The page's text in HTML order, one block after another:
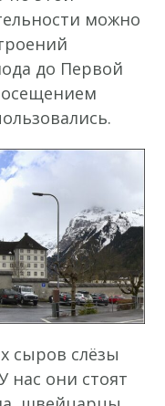
можно
до Первой
сыров слёзы
нас они стоят